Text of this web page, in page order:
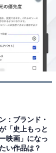
：ブランド・
「史上もっと
映画」になっ
い作品は？